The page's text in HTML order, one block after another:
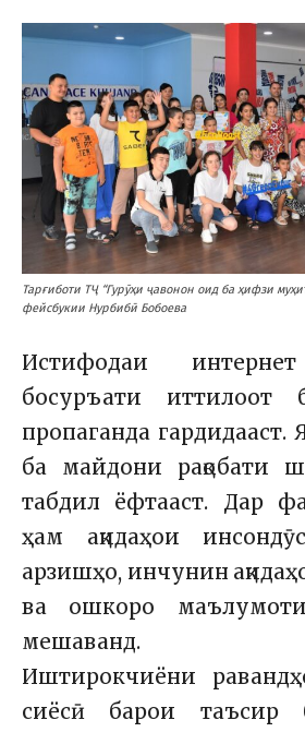
Тарғиботи ТҶ “Гурӯҳи ҷавонон оид ба ҳифзи
фейсбукии Нурбибӣ Бобоева
Истифодаи
босуръати иттилоот
пропаганда гардидааст.
ба майдони рақобати
табдил ёфтааст. Дар
ҳам ақидаҳои
арзишҳо, инчунин
ва ошкоро
мешаванд.
Иштирокчиёни
сиёсӣ барои